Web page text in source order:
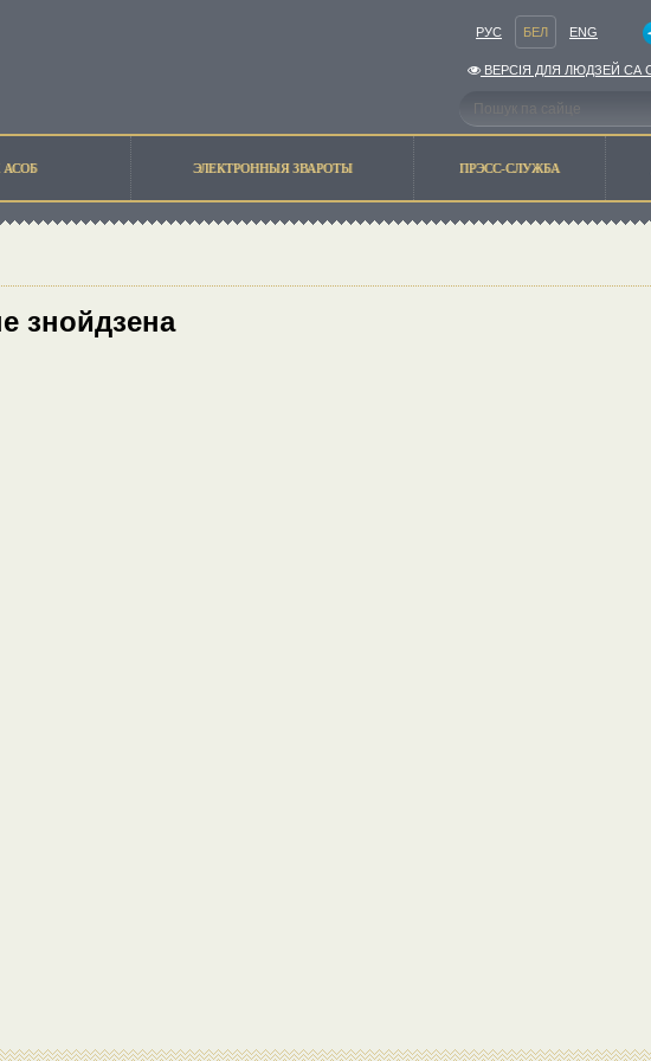
РУС БЕЛ ENG
ВЕРСIЯ ДЛЯ ЛЮДЗЕЙ СА
ЭЛЕКТРОННЫЯ ЗВАРОТЫ ПРЭСС-СЛУЖБА
знойдзена